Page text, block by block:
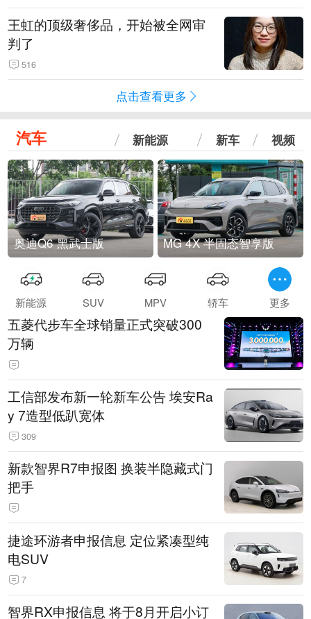
王虹的顶级奢侈品，开始被全网审
判了
516
点击查看更多
汽车 新能源 新车 视频
奥迪Q6 黑武士版 MG 4X 半固态智享版
新能源 SUV MPV 轿车 更多
五菱代步车全球销量正式突破300
万辆
工信部发布新一轮新车公告 埃安Ra
y 7造型低趴宽体
309
新款智界R7申报图 换装半隐藏式门
把手
捷途环游者申报信息 定位紧凑型纯
电SUV
7
智界RX申报信息 将于8月开启小订